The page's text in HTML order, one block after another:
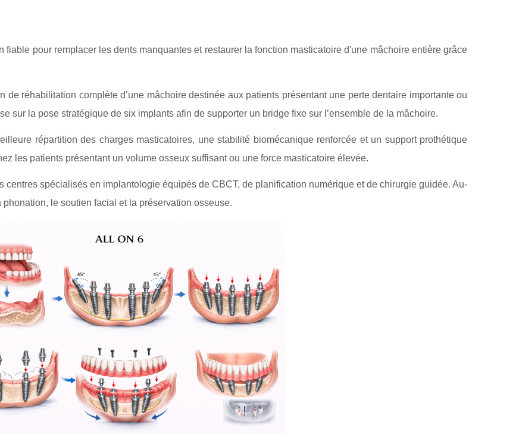
pour remplacer les dents manquantes et restaurer la fonction masticatoire d'une mâchoire entière grâce
de réhabilitation complète d’une mâchoire destinée aux patients présentant une perte dentaire importante ou
sur la pose stratégique de six implants afin de supporter un bridge fixe sur l’ensemble de la mâchoire.
répartition des charges masticatoires, une stabilité biomécanique renforcée et un support prothétique
les patients présentant un volume osseux suffisant ou une force masticatoire élevée.
centres spécialisés en implantologie équipés de CBCT, de planification numérique et de chirurgie guidée. Au-
le soutien facial et la préservation osseuse.